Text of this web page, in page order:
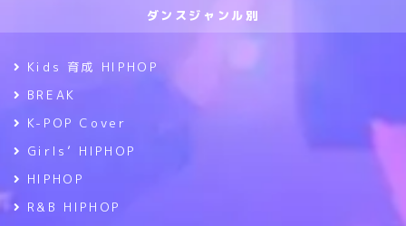
ダンスジャンル別
Kids 育成 HIPHOP
BREAK
K-POP Cover
Girls’ HIPHOP
HIPHOP
R&B HIPHOP